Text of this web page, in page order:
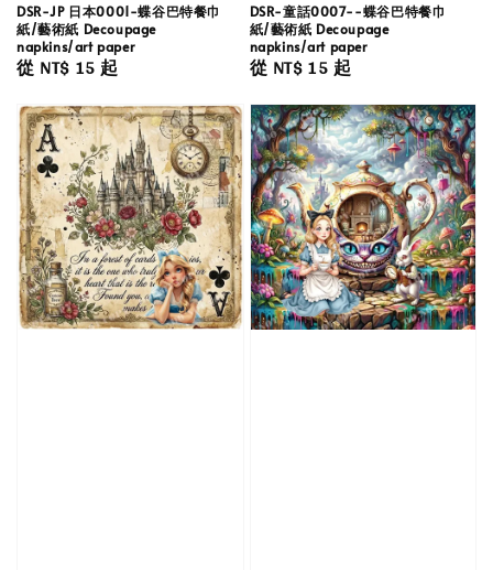
DSR-JP 日本0001-蝶谷巴特餐巾
紙/藝術紙 Decoupage
napkins/art paper
Regular
從 NT$ 15起
DSR-童話0007--蝶谷巴特餐巾
紙/藝術紙 Decoupage
napkins/art paper
Regular
從 NT$ 15起